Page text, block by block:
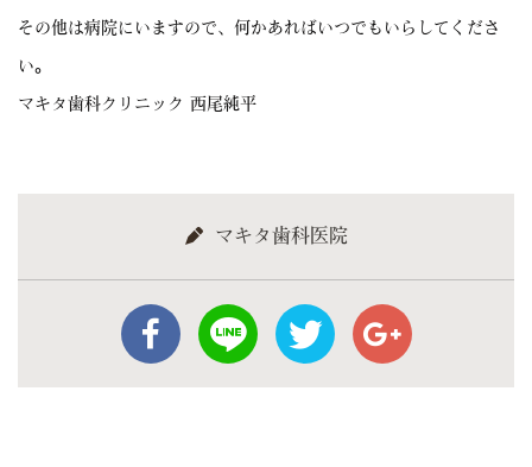
その他は病院にいますので、何かあればいつでもいらしてくださ
い。
マキタ歯科クリニック 西尾純平
マキタ歯科医院